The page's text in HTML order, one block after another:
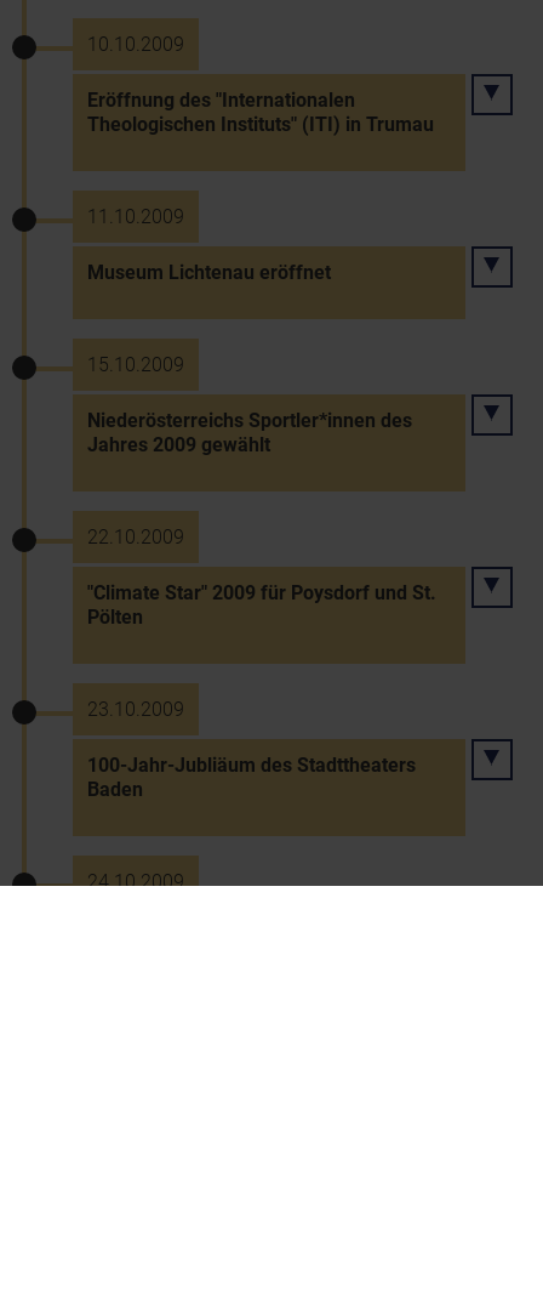
10.10.2009
Eröffnung des "Internationalen
Theologischen Instituts" (ITI) in Trumau
11.10.2009
Museum Lichtenau eröffnet
15.10.2009
Niederösterreichs Sportler*innen des
Jahres 2009 gewählt
22.10.2009
"Climate Star" 2009 für Poysdorf und St.
Pölten
23.10.2009
100-Jahr-Jubliäum des Stadttheaters
Baden
24.10.2009